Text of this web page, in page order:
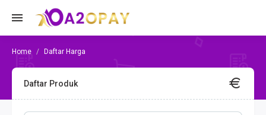
Daftar Harga
Daftar Produk